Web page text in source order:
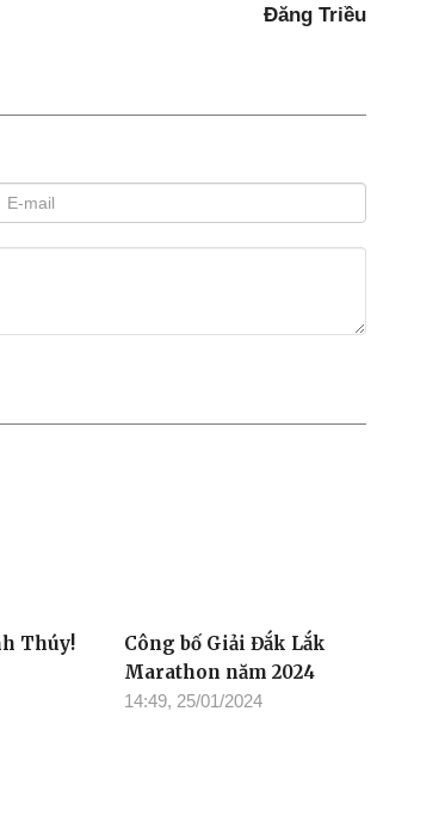
Đăng Triều
Thúy!
Công bố Giải Đắk Lắk
Marathon năm 2024
14:49, 25/01/2024